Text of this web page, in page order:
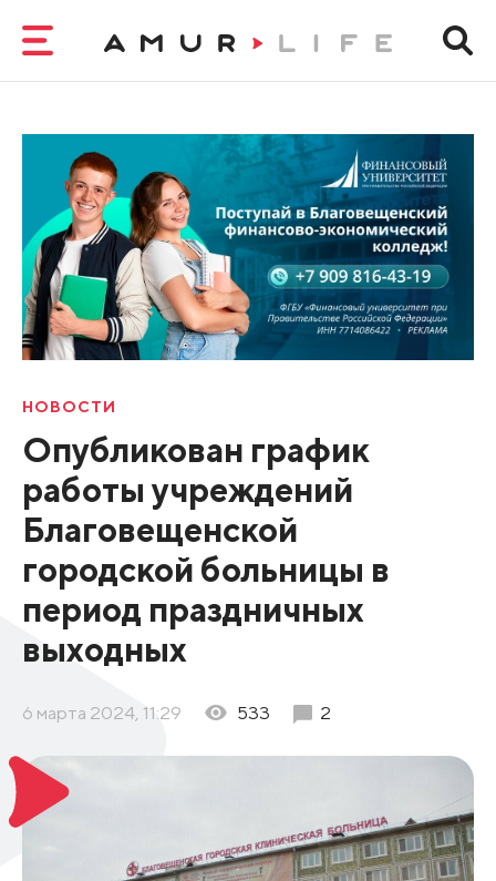
НОВОСТИ
Опубликован график
работы учреждений
Благовещенской
городской больницы в
период праздничных
выходных
6 марта 2024, 11:29 533 2